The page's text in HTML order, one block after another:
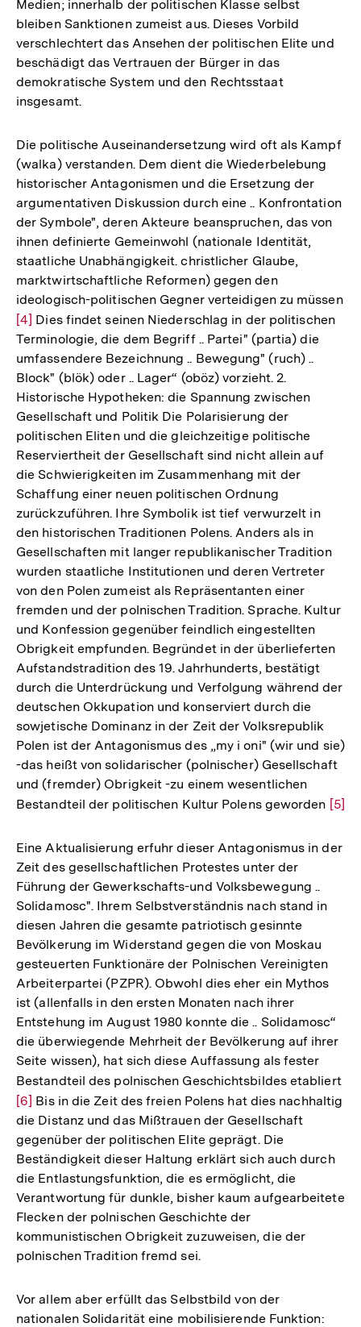
Medien; innerhalb der politischen Klasse selbst
bleiben Sanktionen zumeist aus. Dieses Vorbild
verschlechtert das Ansehen der politischen Elite und
beschädigt das Vertrauen der Bürger in das
demokratische System und den Rechtsstaat
insgesamt.
Die politische Auseinandersetzung wird oft als Kampf
(walka) verstanden. Dem dient die Wiederbelebung
historischer Antagonismen und die Ersetzung der
argumentativen Diskussion durch eine .. Konfrontation
der Symbole", deren Akteure beanspruchen, das von
ihnen definierte Gemeinwohl (nationale Identität,
staatliche Unabhängigkeit. christlicher Glaube,
marktwirtschaftliche Reformen) gegen den
ideologisch-politischen Gegner verteidigen zu müssen
Zur
Auflösung
der
Fußnote
[4] Dies findet seinen Niederschlag in der politischen
Terminologie, die dem Begriff .. Partei" (partia) die
umfassendere Bezeichnung .. Bewegung" (ruch) ..
Block" (blök) oder .. Lager“ (oböz) vorzieht. 2.
Historische Hypotheken: die Spannung zwischen
Gesellschaft und Politik Die Polarisierung der
politischen Eliten und die gleichzeitige politische
Reserviertheit der Gesellschaft sind nicht allein auf
die Schwierigkeiten im Zusammenhang mit der
Schaffung einer neuen politischen Ordnung
zurückzuführen. Ihre Symbolik ist tief verwurzelt in
den historischen Traditionen Polens. Anders als in
Gesellschaften mit langer republikanischer Tradition
wurden staatliche Institutionen und deren Vertreter
von den Polen zumeist als Repräsentanten einer
fremden und der polnischen Tradition. Sprache. Kultur
und Konfession gegenüber feindlich eingestellten
Obrigkeit empfunden. Begründet in der überlieferten
Aufstandstradition des 19. Jahrhunderts, bestätigt
durch die Unterdrückung und Verfolgung während der
deutschen Okkupation und konserviert durch die
sowjetische Dominanz in der Zeit der Volksrepublik
Polen ist der Antagonismus des „my i oni" (wir und sie)
-das heißt von solidarischer (polnischer) Gesellschaft
und (fremder) Obrigkeit -zu einem wesentlichen
Bestandteil der politischen Kultur Polens geworden Zur
der
[5]
Eine Aktualisierung erfuhr dieser Antagonismus in der
Zeit des gesellschaftlichen Protestes unter der
Führung der Gewerkschafts-und Volksbewegung ..
Solidamosc". Ihrem Selbstverständnis nach stand in
diesen Jahren die gesamte patriotisch gesinnte
Bevölkerung im Widerstand gegen die von Moskau
gesteuerten Funktionäre der Polnischen Vereinigten
Arbeiterpartei (PZPR). Obwohl dies eher ein Mythos
ist (allenfalls in den ersten Monaten nach ihrer
Entstehung im August 1980 konnte die .. Solidamosc“
die überwiegende Mehrheit der Bevölkerung auf ihrer
Seite wissen), hat sich diese Auffassung als fester
Bestandteil des polnischen Geschichtsbildes etabliert
[6] Bis in die Zeit des freien Polens hat dies nachhaltig
die Distanz und das Mißtrauen der Gesellschaft
gegenüber der politischen Elite geprägt. Die
Beständigkeit dieser Haltung erklärt sich auch durch
die Entlastungsfunktion, die es ermöglicht, die
Verantwortung für dunkle, bisher kaum aufgearbeitete
Flecken der polnischen Geschichte der
kommunistischen Obrigkeit zuzuweisen, die der
polnischen Tradition fremd sei.
Vor allem aber erfüllt das Selbstbild von der
nationalen Solidarität eine mobilisierende Funktion: